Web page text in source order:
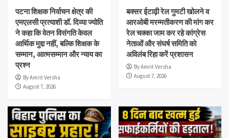
पटना शिक्षक निर्वाचन क्षेत्र की
एमएलसी प्रत्याशी डॉ. दिव्या ज्योति
ने कहा कि वेतन विसंगति केवल
आर्थिक मुद्दा नहीं, बल्कि शिक्षक के
सम्मान, आत्मसम्मान और न्याय का
प्रश्न
By Amrit Versha
August 7, 2026
बक्सर ईटाढ़ी रेल गुमटी खोलने व
आरओबी मरम्मतीकरण की मांग कर
रेल चक्का जाम कर रहे कांग्रेस
नेताओं और संघर्ष समिति को
अविलंब रिहा करें प्रशासन
By Amrit Versha
August 7, 2026